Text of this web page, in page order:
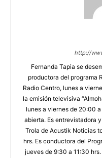
http://
Fernanda Tapia se
productora del programa
Radio Centro, lunes a
la emisión televisiva
lunes a viernes de 20:00
abierta. Es entrevistadora
Trola de Acustik Noticias
hrs. Es conductora del
jueves de 9:30 a 11:30